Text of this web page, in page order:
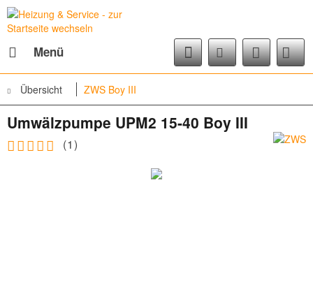
Menü
Übersicht ZWS Boy III
Umwälzpumpe UPM2 15-40 Boy III
(1)